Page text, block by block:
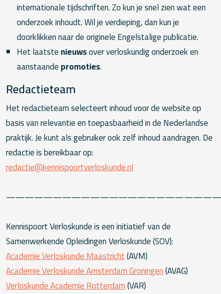
internationale tijdschriften. Zo kun je snel zien wat een
onderzoek inhoudt. Wil je verdieping, dan kun je
doorklikken naar de originele Engelstalige publicatie.
Het laatstenieuwsover verloskundig onderzoek en
aanstaandepromoties.
Redactieteam
Het redactieteam selecteert inhoud voor de website op
basis van relevantie en toepasbaarheid in de Nederlandse
praktijk. Je kunt als gebruiker ook zelf inhoud aandragen. De
redactie is bereikbaar op:
redactie@kennispoortverloskunde.nl
Kennispoort Verloskunde is een initiatief van de
Samenwerkende Opleidingen Verloskunde (SOV):
Academie Verloskunde Maastricht(AVM)
Academie Verloskunde Amsterdam Groningen(AVAG)
Verloskunde Academie Rotterdam(VAR)